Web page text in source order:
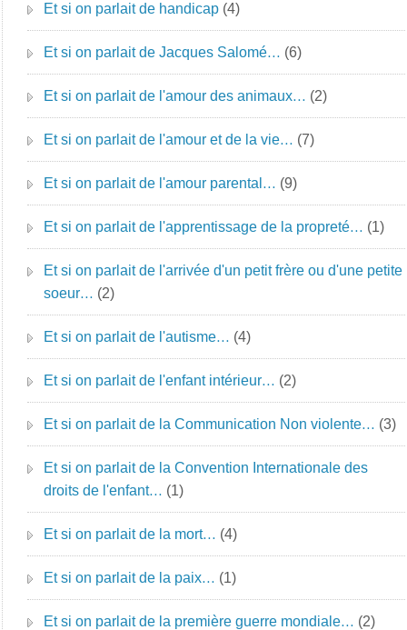
Et si on parlait de handicap (4)
Et si on parlait de Jacques Salomé… (6)
Et si on parlait de l'amour des animaux… (2)
Et si on parlait de l'amour et de la vie… (7)
Et si on parlait de l'amour parental… (9)
Et si on parlait de l'apprentissage de la propreté… (1)
Et si on parlait de l'arrivée d'un petit frère ou d'une petite
soeur… (2)
Et si on parlait de l'autisme… (4)
Et si on parlait de l'enfant intérieur… (2)
Et si on parlait de la Communication Non violente… (3)
Et si on parlait de la Convention Internationale des
droits de l'enfant… (1)
Et si on parlait de la mort… (4)
Et si on parlait de la paix… (1)
Et si on parlait de la première guerre mondiale… (2)